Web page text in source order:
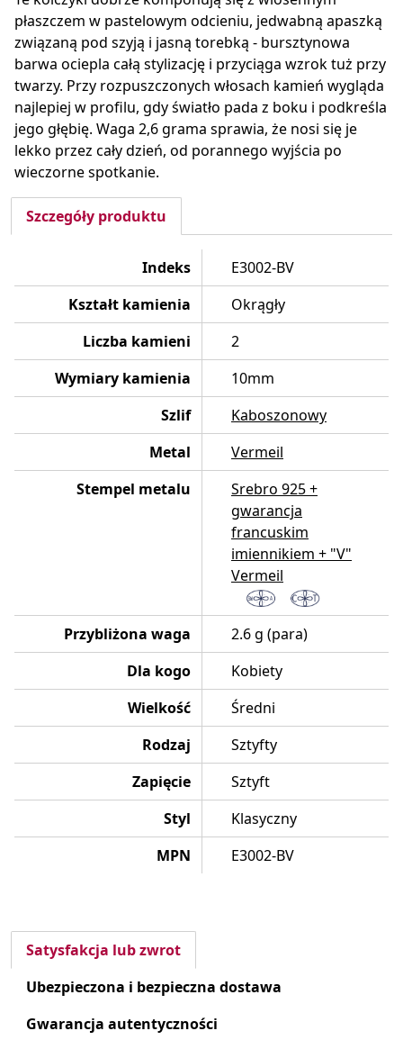
płaszczem w pastelowym odcieniu, jedwabną apaszką
związaną pod szyją i jasną torebką - bursztynowa
barwa ociepla całą stylizację i przyciąga wzrok tuż przy
twarzy. Przy rozpuszczonych włosach kamień wygląda
najlepiej w profilu, gdy światło pada z boku i podkreśla
jego głębię. Waga 2,6 grama sprawia, że nosi się je
lekko przez cały dzień, od porannego wyjścia po
wieczorne spotkanie.
Szczegóły produktu
Indeks
E3002-BV
Kształt kamienia
Okrągły
Liczba kamieni
2
Wymiary kamienia
10mm
Szlif
Kaboszonowy
Metal
Vermeil
Stempel metalu
Srebro 925 +
gwarancja
francuskim
imiennikiem + "V"
Vermeil
Przybliżona waga
2.6 g (para)
Dla kogo
Kobiety
Wielkość
Średni
Rodzaj
Sztyfty
Zapięcie
Sztyft
Styl
Klasyczny
MPN
E3002-BV
Satysfakcja lub zwrot
Ubezpieczona i bezpieczna dostawa
Gwarancja autentyczności